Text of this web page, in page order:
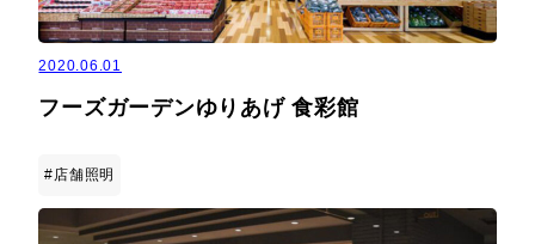
2020.06.01
フーズガーデンゆりあげ 食彩館
#店舗照明